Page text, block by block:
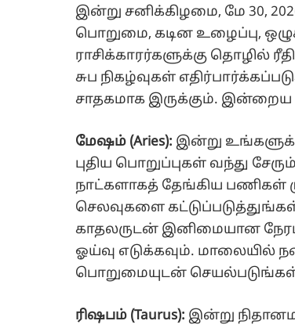
இன்று சனிக்கிழமை, மே 30,
பொறுமை, கடின உழைப்பு,
ராசிக்காரர்களுக்கு தொழில்
சுப நிகழ்வுகள்
சாதகமாக இருக்கும். இன்றைய
மேஷம் (Aries): இன்று
புதிய பொறுப்புகள் வந்து
நாட்களாகத் தேங்கிய பணிகள்
செலவுகளை
காதலருடன் இனிமையான
ஓய்வு எடுக்கவும். மாலையில்
பொறுமையுடன்
ரிஷபம் (Taurus): இன்று